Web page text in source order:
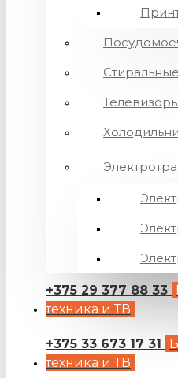
+375 29 377 88 33
техника и ТВ
+375 33 673 17 31
техника и ТВ